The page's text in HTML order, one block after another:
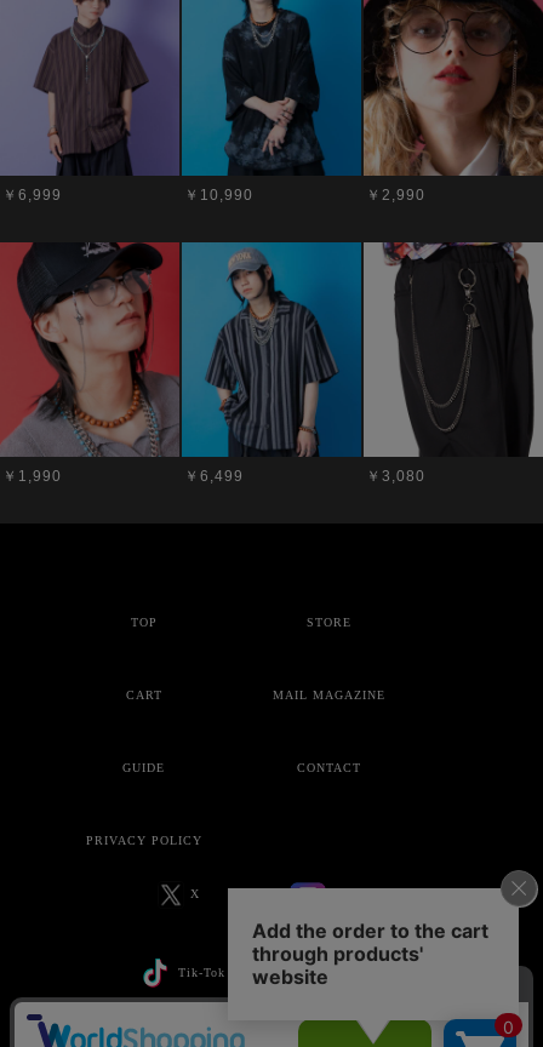
￥6,999 ￥10,990 ￥2,990
￥1,990 ￥6,499 ￥3,080
TOP STORE
CART MAIL MAGAZINE
GUIDE CONTACT
PRIVACY POLICY
X
Tik-Tok